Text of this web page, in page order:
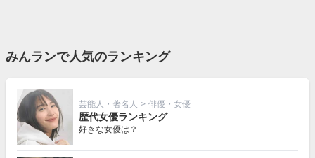
みんランで人気のランキング
芸能人・著名人 > 俳優・女優
歴代女優ランキング
好きな女優は？